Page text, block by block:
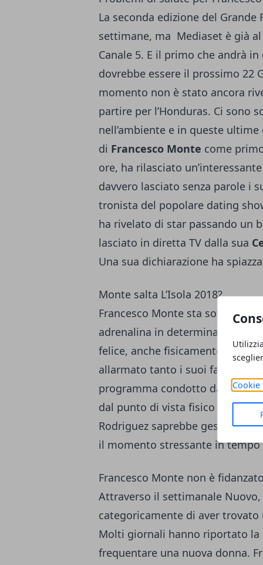
Cookie
La seconda edizione del
settimane, ma Mediaset è già
Canale 5. E il primo che andrà in
dovrebbe essere il prossimo 22
momento non è stato ancora
partire per l’Honduras. Ci sono
nell’ambiente e in queste
di Francesco Monte come
ore, ha rilasciato
davvero lasciato senza parole i
tronista del popolare dating
ha rivelato di star passando un
lasciato in diretta TV dalla sua
Una sua dichiarazione ha
Monte salta L’Isola 2018?
Francesco Monte sta soffrendo
adrenalina in determinate
felice, anche fisicamente non
allarmato tanto i suoi fan, anche
programma condotto da
dal punto di vista fisico ed
Rodriguez saprebbe gestire da
il momento stressante in
Francesco Monte non è fidanzato
Attraverso il settimanale
categoricamente di aver
Molti giornali hanno riportato la
frequentare una nuova donna.